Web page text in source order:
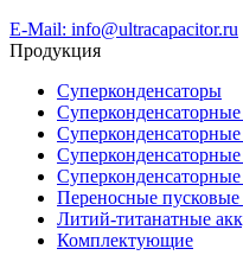
E-Mail: info@ultracapacitor.ru
Продукция
Суперконденсаторы
Переносные пусковые
Литий-титанатные
Комплектующие